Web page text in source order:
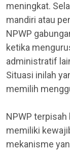
meningkat.
mandiri atau
NPWP
ketika
administratif
Situasi inilah
memilih
NPWP
memiliki
mekanisme